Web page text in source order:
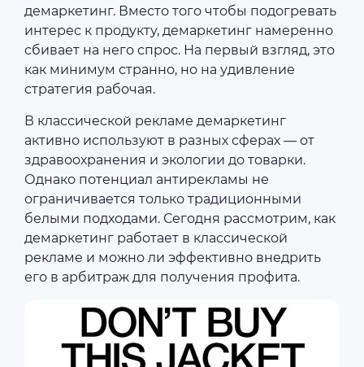
демаркетинг. Вместо того чтобы подогревать
интерес к продукту, демаркетинг намеренно
сбивает на него спрос. На первый взгляд, это
как минимум странно, но на удивление
стратегия рабочая.
В классической рекламе демаркетинг
активно используют в разных сферах — от
здравоохранения и экологии до товарки.
Однако потенциал антирекламы не
ограничивается только традиционными
белыми подходами. Сегодня рассмотрим, как
демаркетинг работает в классической
рекламе и можно ли эффективно внедрить
его в арбитраж для получения профита.